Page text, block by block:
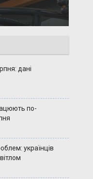
дані
по-
українців